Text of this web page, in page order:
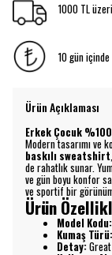
1000 TL
10 gün
Ürün Açıklaması
Erkek Çocuk
Modern tasarımı ve
baskılı sweatshirt
de rahatlık sunar.
ve gün boyu konfor
ve sportif bir
Ürün
Model Kodu:
Kumaş Türü:
Detay: